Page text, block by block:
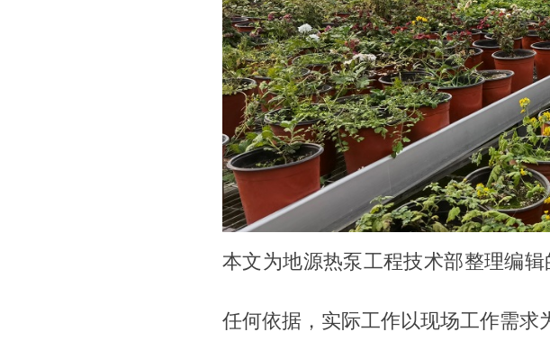
本文为地源热泵工程技术部整理编
任何依据，实际工作以现场工作需求